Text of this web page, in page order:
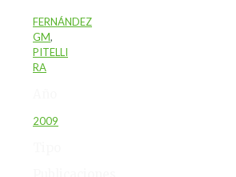
FERNÁNDEZ
GM,
PITELLI
RA
2009